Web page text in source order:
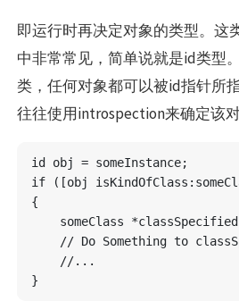
即运行时再决定对象的类型。这
中非常常见，简单说就是id类型
类，任何对象都可以被id指针所
往往使用introspection来确定该
id obj = someInstance;
if ([obj
{
someClass
// Do Something to
    //...